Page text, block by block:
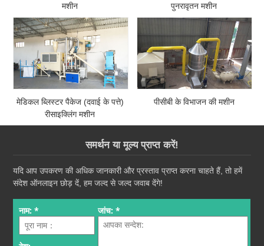
मशीन
पुनरावृतन मशीन
मेडिकल ब्लिस्टर पैकेज (दवाई के पत्ते)
रीसाइक्लिंग मशीन
पीसीबी के विभाजन की मशीन
समर्थन या मूल्य प्राप्त करें!
यदि आप उपकरण की अधिक जानकारी और प्रस्ताव प्राप्त करना चाहते हैं, तो हमें
संदेश ऑनलाइन छोड़ दें, हम जल्द से जल्द जवाब देंगे!